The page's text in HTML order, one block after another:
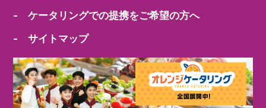
- ケータリングでの提携をご希望の方へ
- サイトマップ